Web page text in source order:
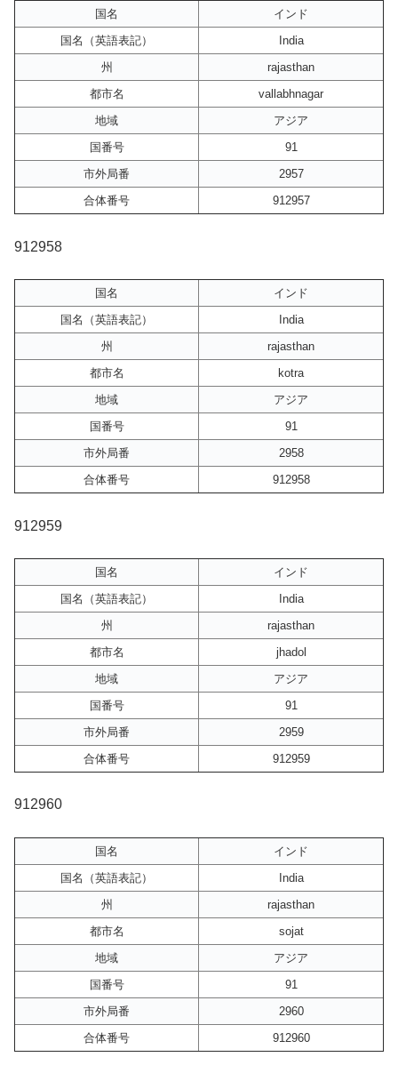
国名
インド
国名（英語表記）
India
州
rajasthan
都市名
vallabhnagar
地域
アジア
国番号
91
市外局番
2957
合体番号
912957
912958
国名
インド
国名（英語表記）
India
州
rajasthan
都市名
kotra
地域
アジア
国番号
91
市外局番
2958
合体番号
912958
912959
国名
インド
国名（英語表記）
India
州
rajasthan
都市名
jhadol
地域
アジア
国番号
91
市外局番
2959
合体番号
912959
912960
国名
インド
国名（英語表記）
India
州
rajasthan
都市名
sojat
地域
アジア
国番号
91
市外局番
2960
合体番号
912960